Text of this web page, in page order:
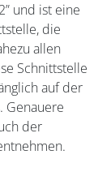
und ist eine
die
allen
Schnittstelle
auf der
Genauere
der